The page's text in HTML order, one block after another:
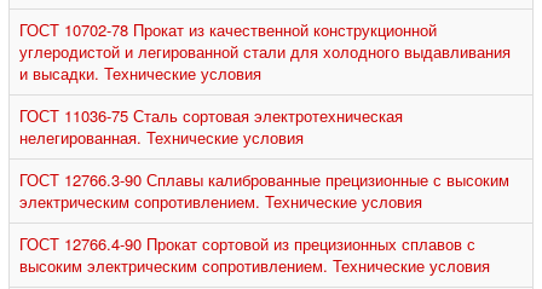
ГОСТ 10702-78 Прокат из качественной конструкционной
углеродистой и легированной стали для холодного выдавливания
и высадки. Технические условия
ГОСТ 11036-75 Сталь сортовая электротехническая
нелегированная. Технические условия
ГОСТ 12766.3-90 Сплавы калиброванные прецизионные с высоким
электрическим сопротивлением. Технические условия
ГОСТ 12766.4-90 Прокат сортовой из прецизионных сплавов с
высоким электрическим сопротивлением. Технические условия